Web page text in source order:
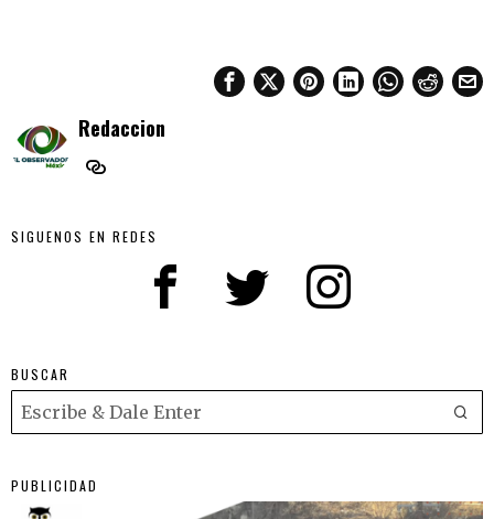
Redaccion
SIGUENOS EN REDES
BUSCAR
PUBLICIDAD